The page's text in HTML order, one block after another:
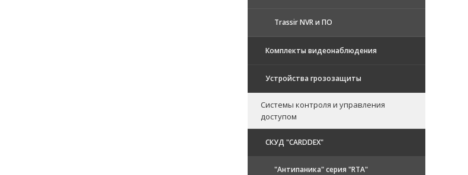
Trassir NVR и ПО
Комплекты видеонаблюдения
Устройства грозозащиты
Системы контроля и управления
доступом
CКУД "CARDDEX"
"Антипаника" серия "RTA"